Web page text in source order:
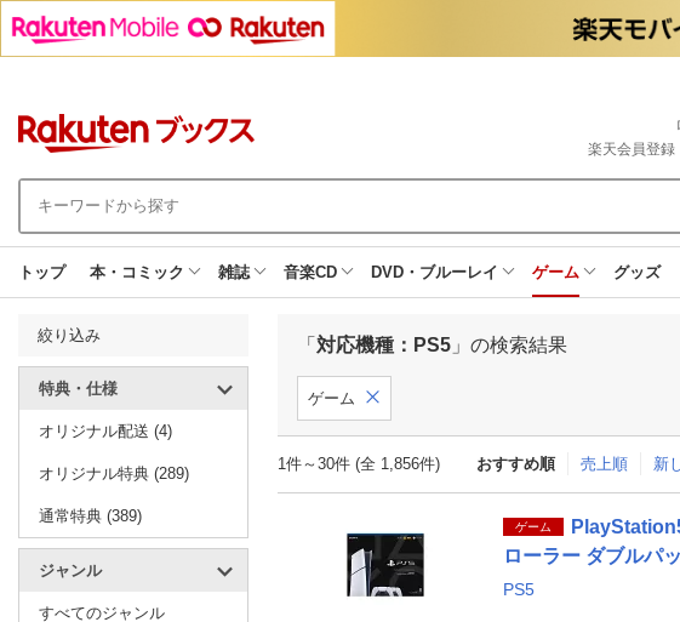
楽天会員登録
トップ 本・コミック 雑誌 音楽CD DVD・ブルーレイ ゲーム グッズ
絞り込み
特典・仕様
オリジナル配送 (4)
オリジナル特典 (289)
通常特典 (389)
ジャンル
すべてのジャンル
「 対応機種：PS5 」の検索結果
ゲーム
1件～30件 (全 1,856件) おすすめ順 売上順 新
ゲーム
ローラー ダブルパ
PS5